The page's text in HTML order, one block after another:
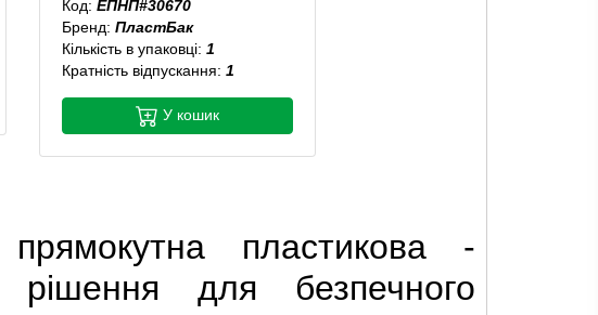
Код:ЕПНП#30670
Бренд:ПластБак
Кількість в упаковці:1
Кратність відпускання:1
У кошик
прямокутна пластикова -
рішення для безпечного